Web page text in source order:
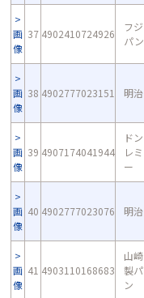
画
像
37 4902410724926
フジ
パン
画
像
38 4902777023151 明治
画
像
39 4907174041944
ドン
レミ
ー
画
像
40 4902777023076 明治
画
像
41 4903110168683
山崎
製パ
ン